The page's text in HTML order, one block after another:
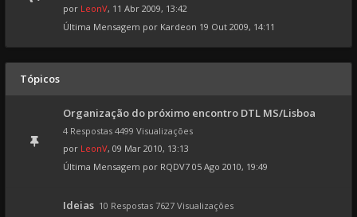
por LeonV, 11 Abr 2009, 13:42
Última Mensagem por Kardeon 19 Out 2009, 14:11
Tópicos
Organização do próximo encontro DTL MS/Lisboa
4 Respostas 4499 Visualizações
por LeonV, 09 Mar 2010, 13:13
Última Mensagem por RQDV7 05 Ago 2010, 19:49
Ideias 10 Respostas 7627 Visualizações